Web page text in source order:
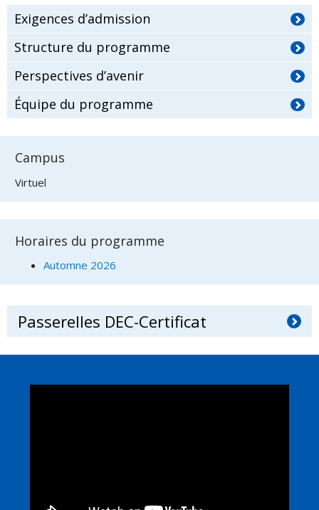
Exigences d’admission
Structure du programme
Perspectives d’avenir
Équipe du programme
Campus
Virtuel
Horaires du programme
Automne 2026
Passerelles DEC-Certificat